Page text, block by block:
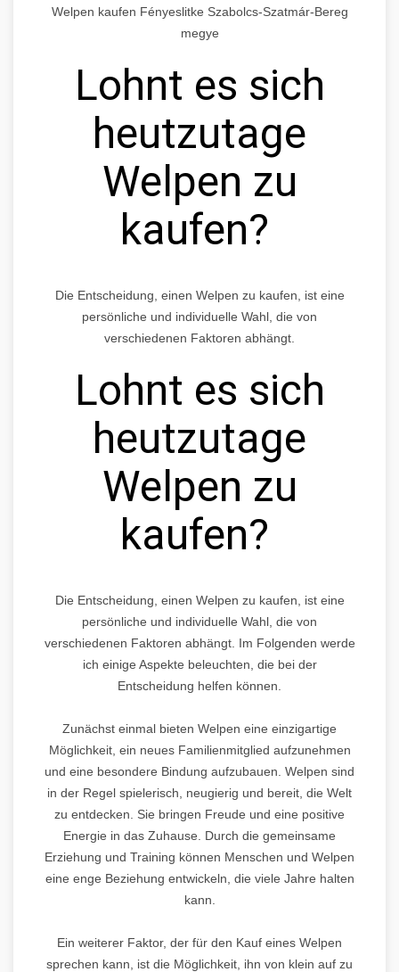
Welpen kaufen Fényeslitke Szabolcs-Szatmár-Bereg
megye
Lohnt es sich
heutzutage
Welpen zu
kaufen?
Die Entscheidung, einen Welpen zu kaufen, ist eine
persönliche und individuelle Wahl, die von
verschiedenen Faktoren abhängt.
Lohnt es sich
heutzutage
Welpen zu
kaufen?
Die Entscheidung, einen Welpen zu kaufen, ist eine
persönliche und individuelle Wahl, die von
verschiedenen Faktoren abhängt. Im Folgenden werde
ich einige Aspekte beleuchten, die bei der
Entscheidung helfen können.
Zunächst einmal bieten Welpen eine einzigartige
Möglichkeit, ein neues Familienmitglied aufzunehmen
und eine besondere Bindung aufzubauen. Welpen sind
in der Regel spielerisch, neugierig und bereit, die Welt
zu entdecken. Sie bringen Freude und eine positive
Energie in das Zuhause. Durch die gemeinsame
Erziehung und Training können Menschen und Welpen
eine enge Beziehung entwickeln, die viele Jahre halten
kann.
Ein weiterer Faktor, der für den Kauf eines Welpen
sprechen kann, ist die Möglichkeit, ihn von klein auf zu